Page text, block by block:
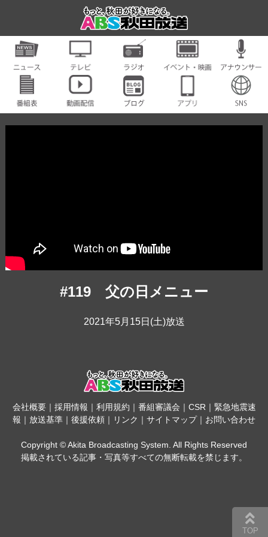
#119 父の日メニュー
2021年5月15日(土)放送
会社概要｜ 採用情報 ｜ 利用規約 ｜ 番組審議会 ｜ CSR ｜ 緊急地震速
報 ｜ 放送基準 ｜ 後援依頼 ｜ リンク ｜ サイトマップ｜ お問い合わせ
Copyright © Akita Broadcasting System. All Rights Reserved
掲載されている記事・写真等すべての無断転載を禁じます。